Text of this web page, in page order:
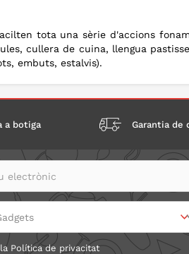
tota una sèrie d'accions
cullera de cuina, llengua
embuts, estalvis).
a botiga Garantia de
Política de privacitat